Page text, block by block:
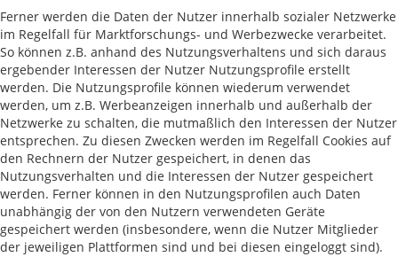
Ferner werden die Daten der Nutzer innerhalb sozialer Netzwerke
im Regelfall für Marktforschungs- und Werbezwecke verarbeitet.
So können z.B. anhand des Nutzungsverhaltens und sich daraus
ergebender Interessen der Nutzer Nutzungsprofile erstellt
werden. Die Nutzungsprofile können wiederum verwendet
werden, um z.B. Werbeanzeigen innerhalb und außerhalb der
Netzwerke zu schalten, die mutmaßlich den Interessen der Nutzer
entsprechen. Zu diesen Zwecken werden im Regelfall Cookies auf
den Rechnern der Nutzer gespeichert, in denen das
Nutzungsverhalten und die Interessen der Nutzer gespeichert
werden. Ferner können in den Nutzungsprofilen auch Daten
unabhängig der von den Nutzern verwendeten Geräte
gespeichert werden (insbesondere, wenn die Nutzer Mitglieder
der jeweiligen Plattformen sind und bei diesen eingeloggt sind).